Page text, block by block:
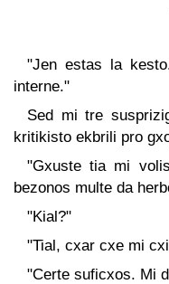
"Jen estas la
interne."
Sed mi tre
kritikisto ekbrili pro
"Gxuste tia mi
bezonos multe da
"Kial?"
"Tial, cxar cxe mi
"Certe suficxos. Mi